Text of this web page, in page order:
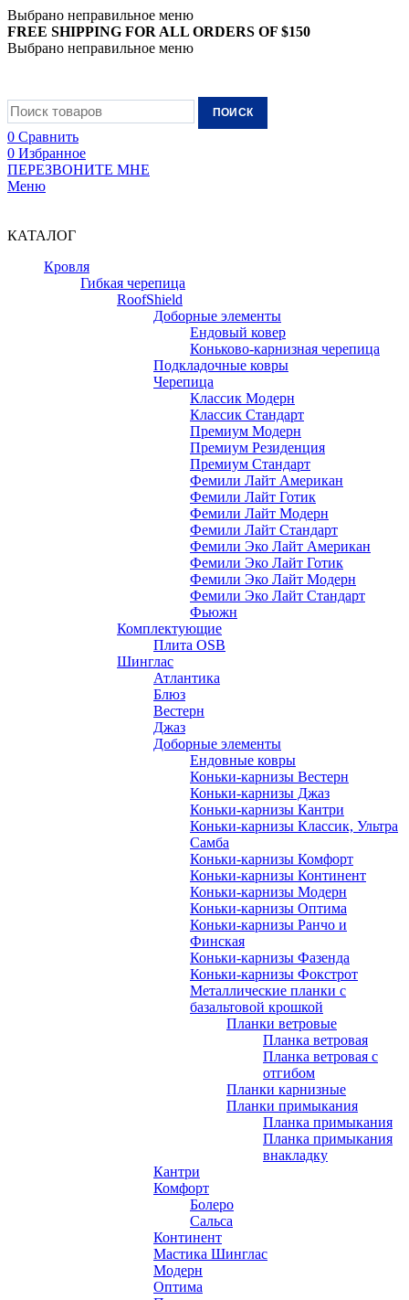
Выбрано неправильное меню
FREE SHIPPING FOR ALL ORDERS OF $150
Выбрано неправильное меню
ПОИСК
0 Сравнить
0 Избранное
ПЕРЕЗВОНИТЕ МНЕ
Меню
КАТАЛОГ
Кровля
Гибкая черепица
RoofShield
Доборные элементы
Ендовый ковер
Коньково-карнизная черепица
Подкладочные ковры
Черепица
Классик Модерн
Классик Стандарт
Премиум Модерн
Премиум Резиденция
Премиум Стандарт
Фемили Лайт Американ
Фемили Лайт Готик
Фемили Лайт Модерн
Фемили Лайт Стандарт
Фемили Эко Лайт Американ
Фемили Эко Лайт Готик
Фемили Эко Лайт Модерн
Фемили Эко Лайт Стандарт
Фьюжн
Комплектующие
Плита OSB
Шинглас
Атлантика
Блюз
Вестерн
Джаз
Доборные элементы
Ендовные ковры
Коньки-карнизы Вестерн
Коньки-карнизы Джаз
Коньки-карнизы Кантри
Коньки-карнизы Классик, Ультра
Самба
Коньки-карнизы Комфорт
Коньки-карнизы Континент
Коньки-карнизы Модерн
Коньки-карнизы Оптима
Коньки-карнизы Ранчо и
Финская
Коньки-карнизы Фазенда
Коньки-карнизы Фокстрот
Металлические планки с
базальтовой крошкой
Планки ветровые
Планка ветровая
Планка ветровая с
отгибом
Планки карнизные
Планки примыкания
Планка примыкания
Планка примыкания
внакладку
Кантри
Комфорт
Болеро
Сальса
Континент
Мастика Шинглас
Модерн
Оптима